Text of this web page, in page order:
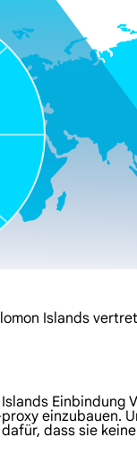
Islands
Einbindung
einzubauen.
dass sie